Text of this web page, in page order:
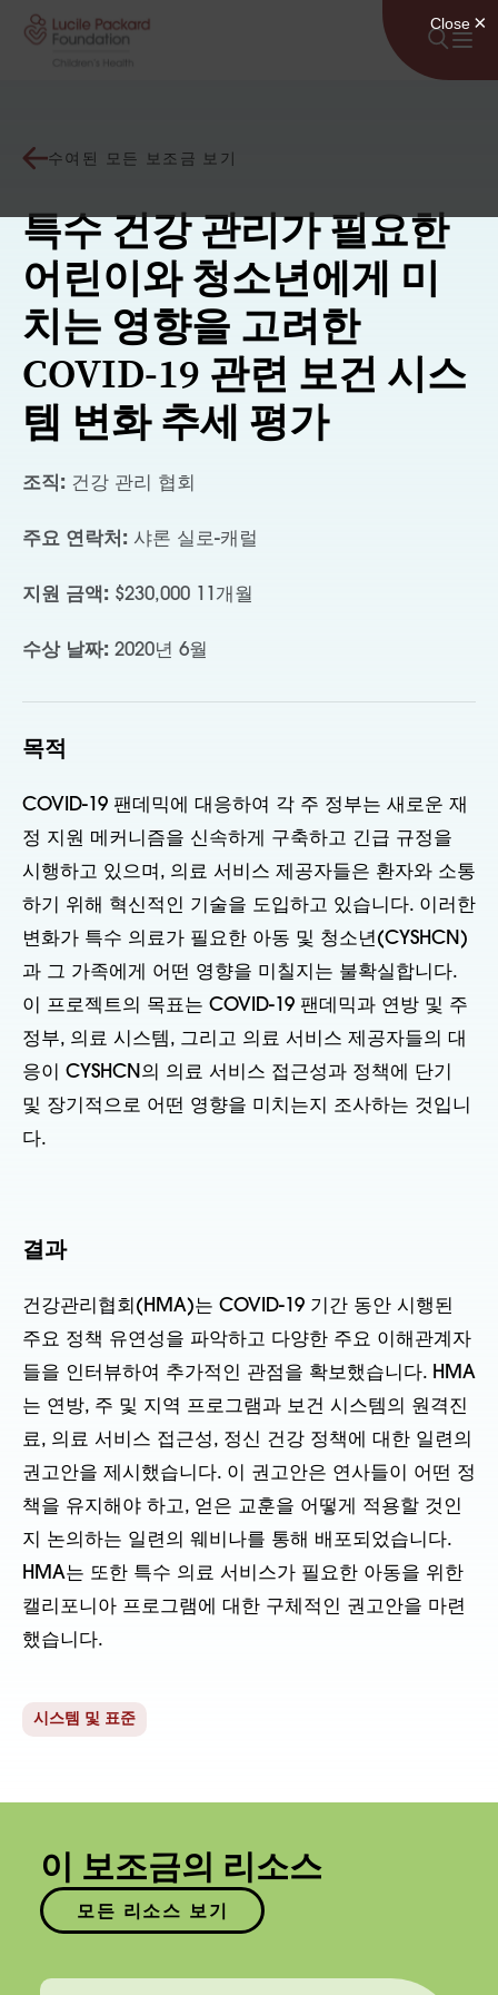
콘텐츠로 건너뛰기
수여된 모든 보조금 보기
특수 건강 관리가 필요한
어린이와 청소년에게 미
치는 영향을 고려한
COVID-19 관련 보건 시스
템 변화 추세 평가
조직: 건강 관리 협회
주요 연락처: 샤론 실로-캐럴
지원 금액: $230,000 11개월
수상 날짜: 2020년 6월
목적
COVID-19 팬데믹에 대응하여 각 주 정부는 새로운 재
정 지원 메커니즘을 신속하게 구축하고 긴급 규정을
시행하고 있으며, 의료 서비스 제공자들은 환자와 소통
하기 위해 혁신적인 기술을 도입하고 있습니다. 이러한
변화가 특수 의료가 필요한 아동 및 청소년(CYSHCN)
과 그 가족에게 어떤 영향을 미칠지는 불확실합니다.
이 프로젝트의 목표는 COVID-19 팬데믹과 연방 및 주
정부, 의료 시스템, 그리고 의료 서비스 제공자들의 대
응이 CYSHCN의 의료 서비스 접근성과 정책에 단기
및 장기적으로 어떤 영향을 미치는지 조사하는 것입니
다.
결과
건강관리협회(HMA)는 COVID-19 기간 동안 시행된
주요 정책 유연성을 파악하고 다양한 주요 이해관계자
들을 인터뷰하여 추가적인 관점을 확보했습니다. HMA
는 연방, 주 및 지역 프로그램과 보건 시스템의 원격진
료, 의료 서비스 접근성, 정신 건강 정책에 대한 일련의
권고안을 제시했습니다. 이 권고안은 연사들이 어떤 정
책을 유지해야 하고, 얻은 교훈을 어떻게 적용할 것인
지 논의하는 일련의 웨비나를 통해 배포되었습니다.
HMA는 또한 특수 의료 서비스가 필요한 아동을 위한
캘리포니아 프로그램에 대한 구체적인 권고안을 마련
했습니다.
시스템 및 표준
이 보조금의 리소스
모든 리소스 보기